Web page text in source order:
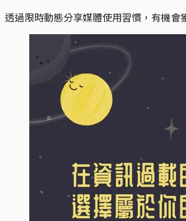
透過限時動態分享媒體使用習慣，有機會